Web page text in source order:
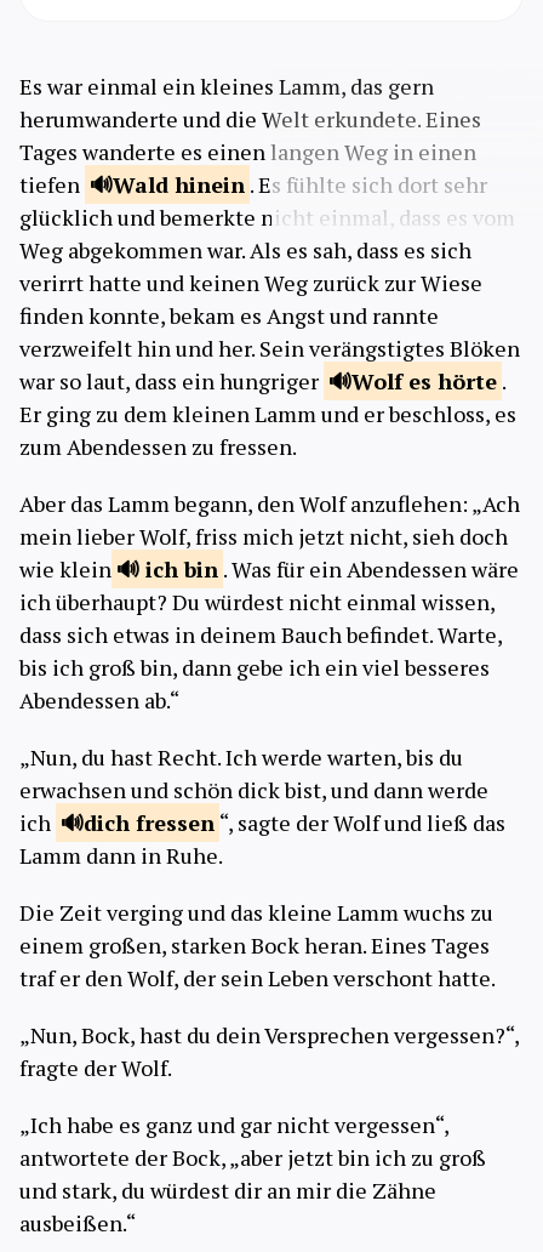
Es war einmal ein kleines Lamm, das gern
herumwanderte und die Welt erkundete. Eines
Tages wanderte es einen langen Weg in einen
tiefen
Wald hinein . Es fühlte sich dort sehr
glücklich und bemerkte nicht einmal, dass es vom
Weg abgekommen war. Als es sah, dass es sich
verirrt hatte und keinen Weg zurück zur Wiese
finden konnte, bekam es Angst und rannte
verzweifelt hin und her. Sein verängstigtes Blöken
war so laut, dass ein hungriger
Wolf es hörte .
Er ging zu dem kleinen Lamm und er beschloss, es
zum Abendessen zu fressen.
Aber das Lamm begann, den Wolf anzuflehen: „Ach
mein lieber Wolf, friss mich jetzt nicht, sieh doch
wie klein
ichbin . Was für ein Abendessen wäre
ich überhaupt? Du würdest nicht einmal wissen,
dass sich etwas in deinem Bauch befindet. Warte,
bis ich groß bin, dann gebe ich ein viel besseres
Abendessen ab.“
„Nun, du hast Recht. Ich werde warten, bis du
erwachsen und schön dick bist, und dann werde
ich
dich fressen “, sagte der Wolf und ließ das
Lamm dann in Ruhe.
Die Zeit verging und das kleine Lamm wuchs zu
einem großen, starken Bock heran. Eines Tages
traf er den Wolf, der sein Leben verschont hatte.
„Nun, Bock, hast du dein Versprechen vergessen?“,
fragte der Wolf.
„Ich habe es ganz und gar nicht vergessen“,
antwortete der Bock, „aber jetzt bin ich zu groß
und stark, du würdest dir an mir die Zähne
ausbeißen.“